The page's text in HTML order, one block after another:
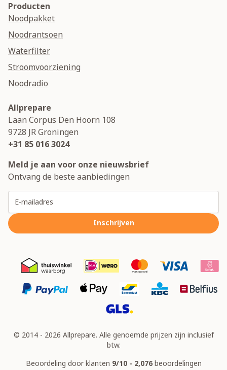
Producten
Noodpakket
Noodrantsoen
Waterfilter
Stroomvoorziening
Noodradio
Allprepare
Laan Corpus Den Hoorn 108
9728 JRGroningen
+31 85 016 3024
Meld je aan voor onze nieuwsbrief
Ontvang de beste aanbiedingen
Inschrijven
© 2014 - 2026 Allprepare. Alle genoemde prijzen zijn inclusief
btw.
Beoordeling door klanten 9/10 - 2,076beoordelingen